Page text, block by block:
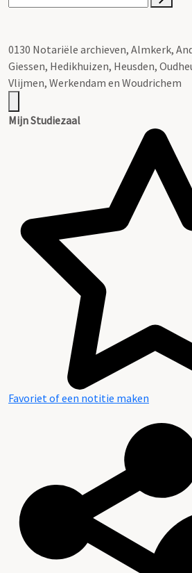
0130 Notariële archieven, Almkerk,
Giessen, Hedikhuizen, Heusden,
Vlijmen, Werkendam en Woudrichem
Mijn Studiezaal
Favoriet of een notitie maken